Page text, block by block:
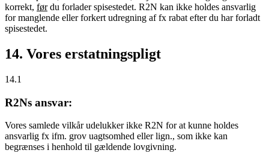
korrekt, førdu forlader spisestedet. R2N kan ikke holdes ansvarlig
for manglende eller forkert udregning af fx rabat efter du har forladt
spisestedet.
14. Vores erstatningspligt
14.1
R2Ns ansvar:
Vores samlede vilkår udelukker ikke R2N for at kunne holdes
ansvarlig fx ifm. grov uagtsomhed eller lign., som ikke kan
begrænses i henhold til gældende lovgivning.